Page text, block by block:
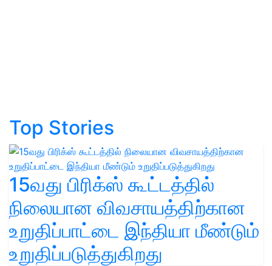
Top Stories
15வது பிரிக்ஸ் கூட்டத்தில்
நிலையான விவசாயத்திற்கான
உறுதிப்பாட்டை இந்தியா மீண்டும்
உறுதிப்படுத்துகிறது